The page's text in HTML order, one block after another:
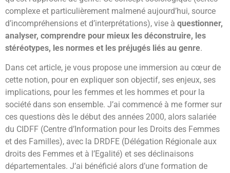
complexe et particulièrement malmené aujourd’hui, source
d’incompréhensions et d’interprétations), vise à questionner,
analyser, comprendre pour mieux les déconstruire, les
stéréotypes, les normes et les préjugés liés au genre.
Dans cet article, je vous propose une immersion au cœur de
cette notion, pour en expliquer son objectif, ses enjeux, ses
implications, pour les femmes et les hommes et pour la
société dans son ensemble. J’ai commencé à me former sur
ces questions dès le début des années 2000, alors salariée
du CIDFF (Centre d’Information pour les Droits des Femmes
et des Familles), avec la DRDFE (Délégation Régionale aux
droits des Femmes et à l’Egalité) et ses déclinaisons
départementales. J’ai bénéficié alors d’une formation de